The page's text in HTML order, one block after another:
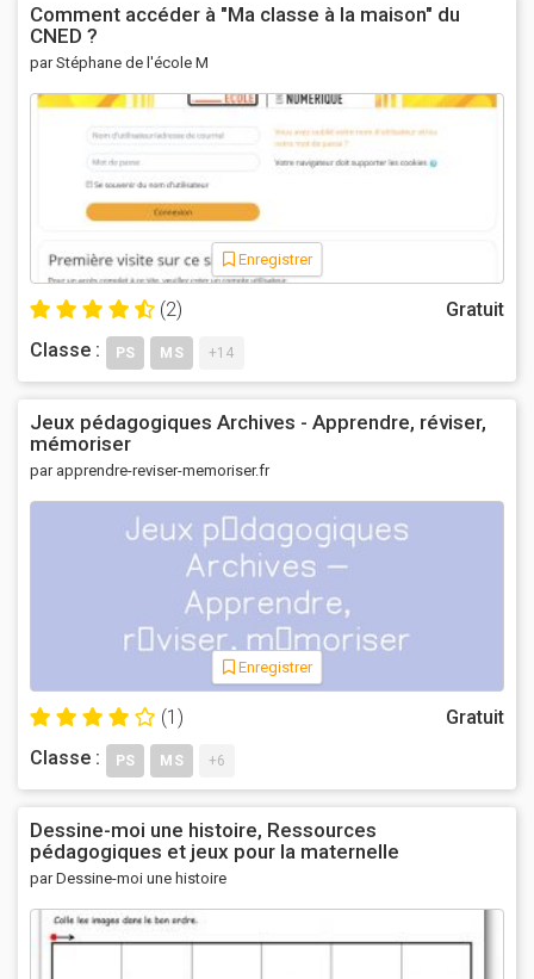
Comment accéder à "Ma classe à la maison" du
CNED ?
par Stéphane de l'école M
Enregistrer
(2)
Gratuit
Classe :
PS MS +14
Jeux pédagogiques Archives - Apprendre, réviser,
mémoriser
par apprendre-reviser-memoriser.fr
Enregistrer
(1)
Gratuit
Classe :
PS MS +6
Dessine-moi une histoire, Ressources
pédagogiques et jeux pour la maternelle
par Dessine-moi une histoire